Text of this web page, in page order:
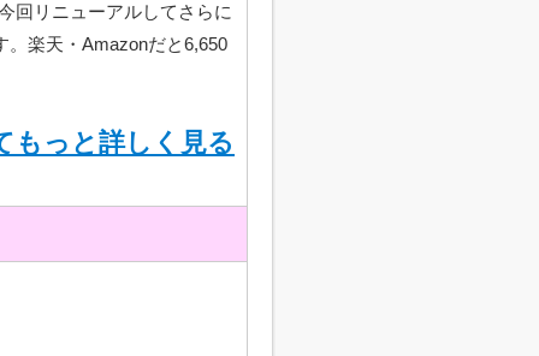
回リニューアルしてさらに
楽天・Amazonだと6,650
っと詳しく見る